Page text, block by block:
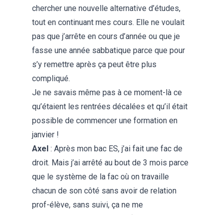
chercher une nouvelle alternative d’études,
tout en continuant mes cours. Elle ne voulait
pas que j’arrête en cours d’année ou que je
fasse une année sabbatique parce que pour
s’y remettre après ça peut être plus
compliqué.
Je ne savais même pas à ce moment-là ce
qu’étaient les rentrées décalées et qu’il était
possible de commencer une formation en
janvier !
Axel : Après mon bac ES, j’ai fait une fac de
droit. Mais j’ai arrêté au bout de 3 mois parce
que le système de la fac où on travaille
chacun de son côté sans avoir de relation
prof-élève, sans suivi, ça ne me